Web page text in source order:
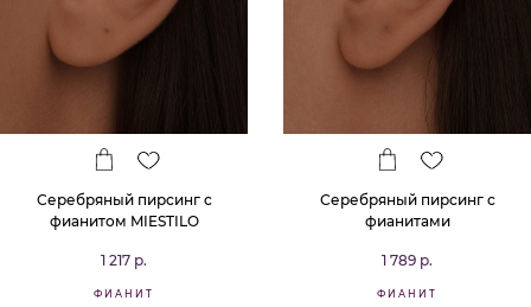
Серебряный пирсинг с
фианитом MIESTILO
1 217 р.
ФИАНИТ
Серебряный пирсинг с
фианитами
1 789 р.
ФИАНИТ